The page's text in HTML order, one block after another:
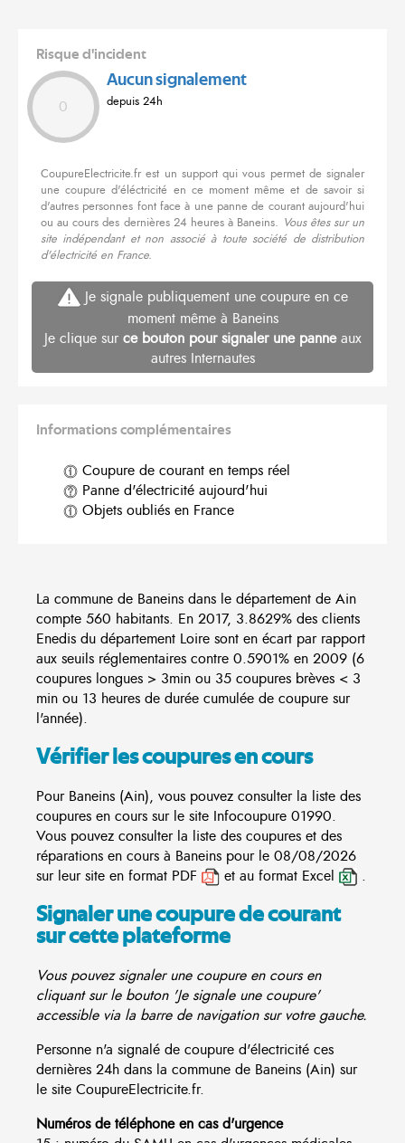
Risque d'incident
0
Aucun signalement
depuis 24h
CoupureElectricite.fr est un support qui vous permet de signaler
une coupure d'éléctricité en ce moment même et de savoir si
d'autres personnes font face à une panne de courant aujourd'hui
ou au cours des dernières 24 heures à Baneins. Vous êtes sur un
site indépendant et non associé à toute société de distribution
d'électricité en France.
Je signale publiquement une coupure en ce
moment même à Baneins
Je clique sur ce bouton pour signaler une panneaux
autres Internautes
Informations complémentaires
Coupure de courant en temps réel
Panne d'électricité aujourd'hui
Objets oubliés en France
La commune de Baneins dans le département de Ain
compte 560 habitants. En 2017, 3.8629% des clients
Enedis du département Loire sont en écart par rapport
aux seuils réglementaires contre 0.5901% en 2009 (6
coupures longues > 3min ou 35 coupures brèves < 3
min ou 13 heures de durée cumulée de coupure sur
l'année).
Vérifier les coupures en cours
Pour Baneins (Ain), vous pouvez consulter la liste des
coupures en cours sur le site Infocoupure 01990.
Vous pouvez consulter la liste des coupures et des
réparations en cours à Baneins pour le 08/08/2026
sur leur site en format PDF
et au format Excel .
Signaler une coupure de courant
sur cette plateforme
Vous pouvez signaler une coupure en cours en
cliquant sur le bouton 'Je signale une coupure'
accessible via la barre de navigation sur votre gauche.
Personne n'a signalé de coupure d'électricité ces
dernières 24h dans la commune de Baneins (Ain) sur
le site CoupureElectricite.fr.
Numéros de téléphone en cas d'urgence